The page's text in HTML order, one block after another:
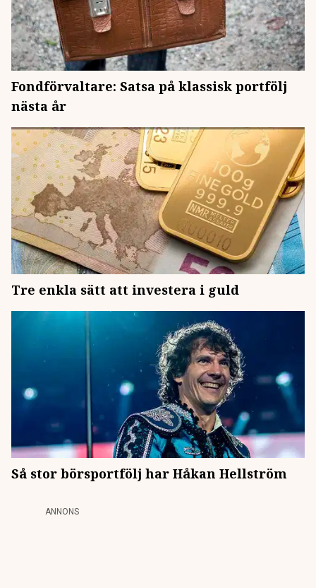
Fondförvaltare: Satsa på klassisk portfölj
nästa år
Tre enkla sätt att investera i guld
Så stor börsportfölj har Håkan Hellström
ANNONS